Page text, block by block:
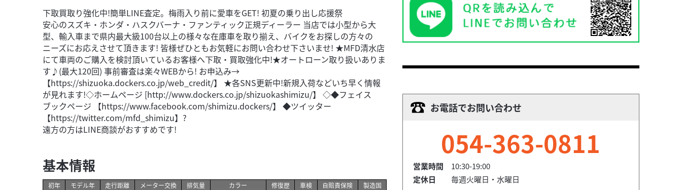
下取買取り強化中!簡単LINE査定。梅雨入り前に愛車をGET! 初夏の乗り出し応援祭
安心のスズキ・ホンダ・ハスクバーナ・ファンティック正規ディーラー 当店では小型から大
型、輸入車まで県内最大級100台以上の様々な在庫車を取り揃え、バイクをお探しの方々の
ニーズにお応えさせて頂きます! 皆様ぜひともお気軽にお問い合わせ下さいませ! ★MFD清水店
にて車両のご購入を検討頂いているお客様へ下取・買取強化中!★オートローン取り扱いありま
す♪(最大120回) 事前審査は楽々WEBから! お申込み→
【https://shizuoka.dockers.co.jp/web_credit/】 ★各SNS更新中!新規入荷などいち早く情報
が見れます!◇ホームページ [http://www.dockers.co.jp/shizuokashimizu/】 ◇◆フェイス
ブックページ 【https://www.facebook.com/shimizu.dockers/】 ◆ツイッター
【https://twitter.com/mfd_shimizu】?
遠方の方はLINE商談がおすすめです!
基本情報
初年
モデル年
走行距離
メーター交換
排気量
カラー
修復歴
車検 自賠責保険
製造国
お電話でお問い合わせ
054-363-0811
営業時間
10:30-19:00
定休日
毎週火曜日・水曜日